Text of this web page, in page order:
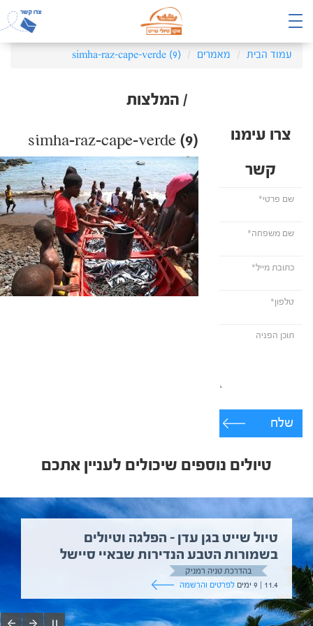
עמוד הבית מאמרים simha-raz-cape-verde (9)
/ המלצות
צרו עימנו
קשר
שלח
simha-raz-cape-verde (9)
טיולים נוספים שיכולים לעניין אתכם
טיול שייט בגן עדן – הפלגה וטיולים
בשמורות הטבע הנדירות שבאיי סיישל
בהדרכת טניה רמניק
11.4 | 9 ימים
לפרטים והרשמה